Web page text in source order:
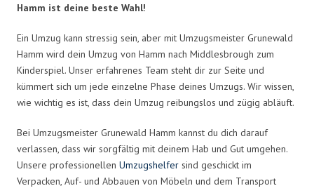
Hamm ist deine beste Wahl!
Ein Umzug kann stressig sein, aber mit Umzugsmeister Grunewald
Hamm wird dein Umzug von Hamm nach Middlesbrough zum
Kinderspiel. Unser erfahrenes Team steht dir zur Seite und
kümmert sich um jede einzelne Phase deines Umzugs. Wir wissen,
wie wichtig es ist, dass dein Umzug reibungslos und zügig abläuft.
Bei Umzugsmeister Grunewald Hamm kannst du dich darauf
verlassen, dass wir sorgfältig mit deinem Hab und Gut umgehen.
Unsere professionellen Umzugshelfer sind geschickt im
Verpacken, Auf- und Abbauen von Möbeln und dem Transport